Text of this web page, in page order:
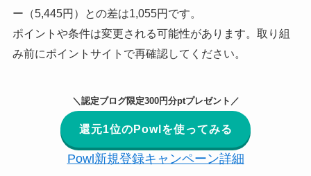
ー（5,445円）との差は1,055円です。
ポイントや条件は変更される可能性があります。取り組
み前にポイントサイトで再確認してください。
＼認定ブログ限定300円分ptプレゼント／
還元1位のPowlを使ってみる
Powl新規登録キャンペーン詳細